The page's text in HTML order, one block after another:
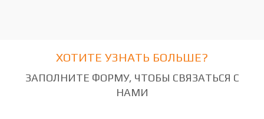
ХОТИТЕ УЗНАТЬ БОЛЬШЕ?
ЗАПОЛНИТЕ ФОРМУ, ЧТОБЫ СВЯЗАТЬСЯ С
НАМИ